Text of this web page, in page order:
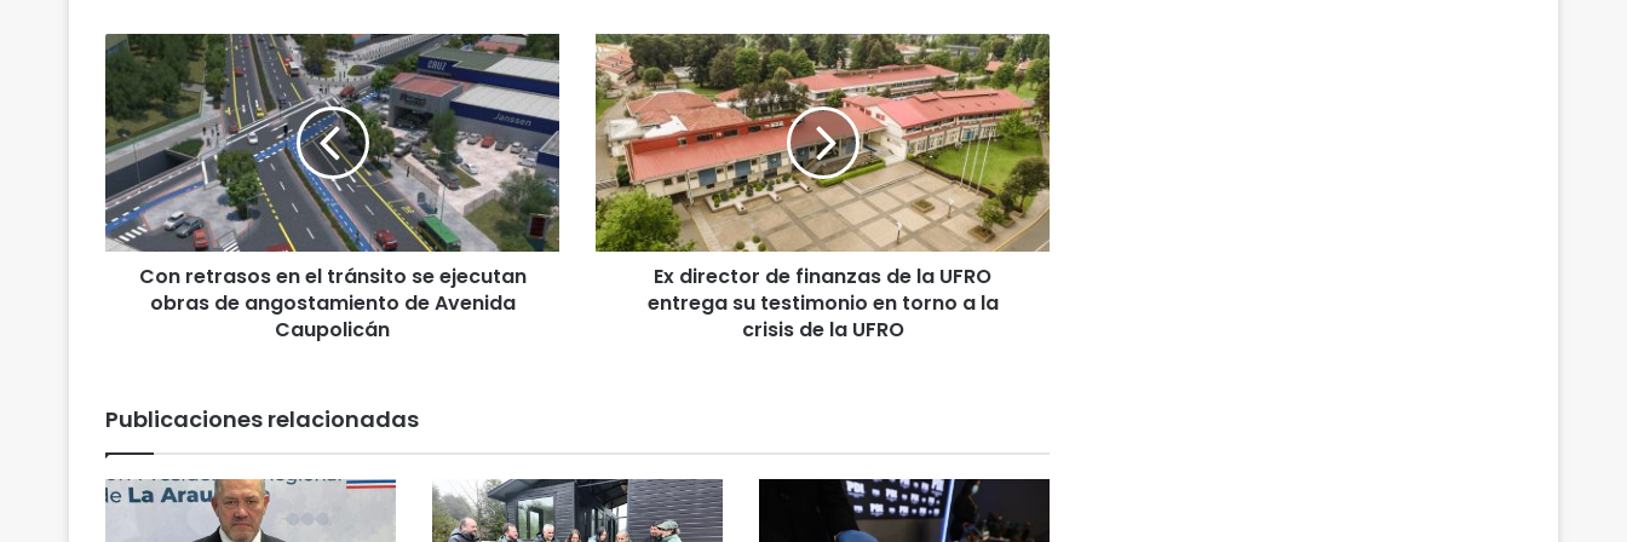
C
o
n
r
e
t
r
a
s
t
r
á
n
Con retrasos en el tránsito se ejecutan
obras de angostamiento de Avenida
Caupolicán
E
x
d
i
c
t
o
n
z
a
s
Ex director de finanzas de la UFRO
entrega su testimonio en torno a la
crisis de la UFRO
Publicaciones relacionadas